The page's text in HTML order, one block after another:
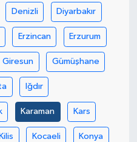
Denizli Diyarbakır
Erzincan Erzurum
Giresun Gümüşhane
Iğdır
Karaman Kars
Kilis Kocaeli Konya